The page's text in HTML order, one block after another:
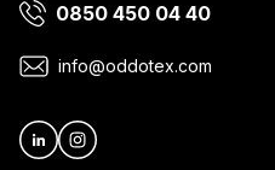
0850 450 04 40
info@oddotex.com